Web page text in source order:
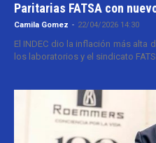
Paritarias FATSA con
Camila Gomez - 22/04/2026 14:30
El INDEC dio la inflación más alta
los laboratorios y el sindicato